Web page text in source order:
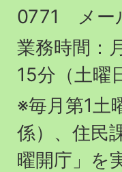
0771 メー
業務時間：
15分（土曜
※毎月第1土
係）、住民
曜開庁」を